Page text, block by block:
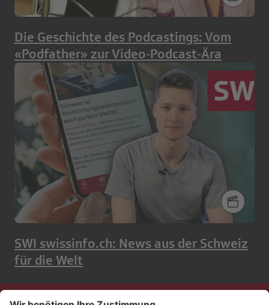
Die Geschichte des Podcastings: Vom
«Podfather» zur Video‑Podcast‑Ära
SWI swissinfo.ch: News aus der Schweiz
für die Welt